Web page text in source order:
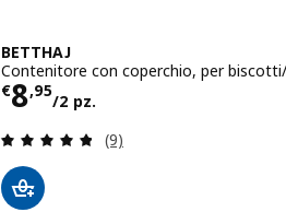
BETTHAJ
Contenitore con coperchio, per
€8,95
/2 pz.
Prezzo € 8,95/2 pz.
Recensione: 4.8 fuori
(9)